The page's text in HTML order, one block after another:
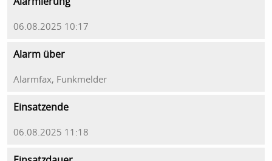
06.08.2025 10:17
Alarm über
Alarmfax, Funkmelder
Einsatzende
06.08.2025 11:18